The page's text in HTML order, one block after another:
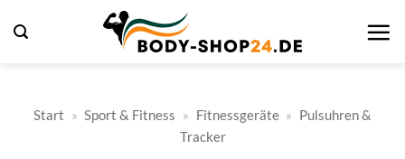
Inhalt
Start » Sport & Fitness » Fitnessgeräte » Pulsuhren &
Tracker